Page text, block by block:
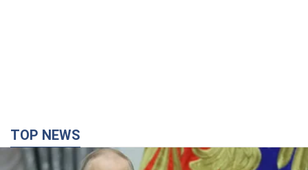
Кремля, которые нужно разыграть, чтобы
изменить его мнение. Интервью с Веселовским